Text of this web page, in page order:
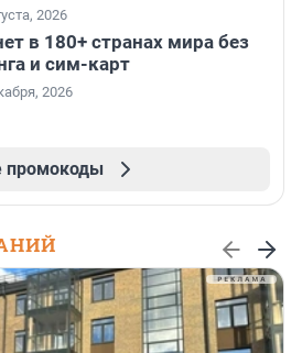
2026
в 180+ странах мира без
и сим-карт
2026
промокоды